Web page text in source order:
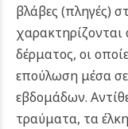
βλάβες (πληγές)
δέρματος, οι
επούλωση μέσα
εβδομάδων.
τραύματα, τα